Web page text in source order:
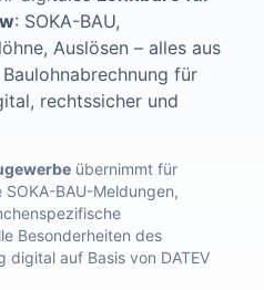
: SOKA-BAU,
Auslösen – alles aus
für
rechtssicher und
übernimmt für
SOKA-BAU-Meldungen,
Besonderheiten des
auf Basis von DATEV